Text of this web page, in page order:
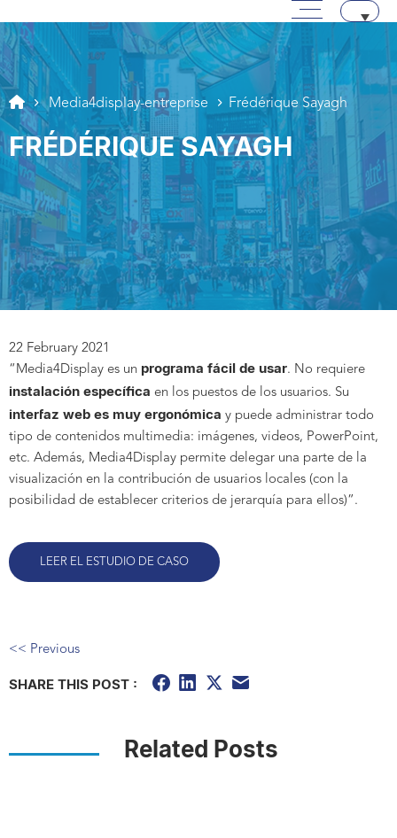
Pasar a contenido
Menú principal
Media4display-entreprise Frédérique Sayagh
FRÉDÉRIQUE SAYAGH
22 February 2021
“Media4Display es un programa fácil de usar. No requiere
instalación específica en los puestos de los usuarios. Su
interfaz web es muy ergonómica y puede administrar todo
tipo de contenidos multimedia: imágenes, videos, PowerPoint,
etc. Además, Media4Display permite delegar una parte de la
visualización en la contribución de usuarios locales (con la
posibilidad de establecer criterios de jerarquía para ellos)”.
LEER EL ESTUDIO DE CASO
<< Previous
SHARE THIS POST :
Related Posts